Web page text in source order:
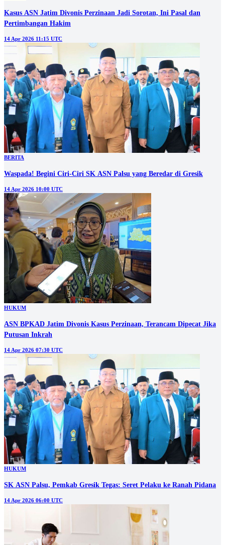
Kasus ASN Jatim Divonis Perzinaan Jadi Sorotan, Ini Pasal dan
Pertimbangan Hakim
14 Apr 2026 11:15 UTC
BERITA
Waspada! Begini Ciri-Ciri SK ASN Palsu yang Beredar di Gresik
14 Apr 2026 10:00 UTC
HUKUM
ASN BPKAD Jatim Divonis Kasus Perzinaan, Terancam Dipecat Jika
Putusan Inkrah
14 Apr 2026 07:30 UTC
HUKUM
SK ASN Palsu, Pemkab Gresik Tegas: Seret Pelaku ke Ranah Pidana
14 Apr 2026 06:00 UTC